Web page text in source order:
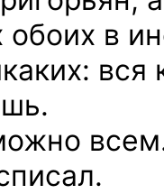
обоих в
вся